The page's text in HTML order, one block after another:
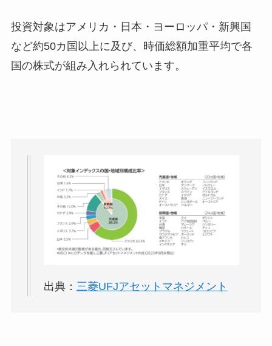
投資対象はアメリカ・日本・ヨーロッパ・新興国
など約50カ国以上に及び、時価総額加重平均で各
国の株式が組み入れられています。
出典： 三菱UFJアセットマネジメント